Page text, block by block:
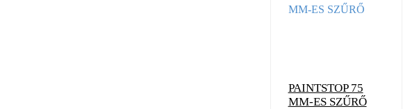
PAINTSTOP 75
MM-ES SZŰRŐ